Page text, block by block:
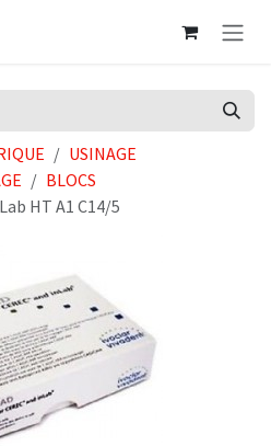
USINAGE
BLOCS
HT A1 C14/5